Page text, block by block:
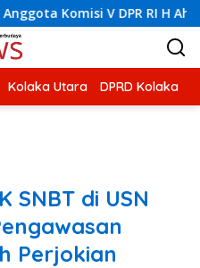
DPR RI H Ahmad Safei
Kolaka Utara DPRD Kolaka
SNBT di USN
Perjokian